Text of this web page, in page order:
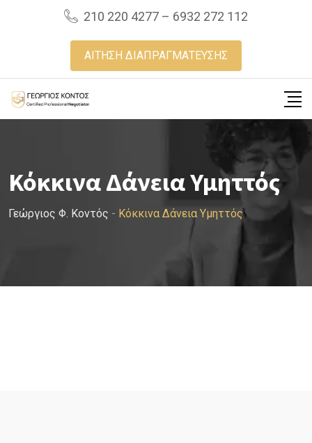
210 220 4277 – 6932 272 112
ΑΙΤΗΣΗ ΔΙΑΠΡΑΓΜΑΤΕΥΣΗΣ
Κόκκινα Δάνεια Υμηττός
Γεώργιος Φ. Κοντός - Κόκκινα Δάνεια Υμηττός